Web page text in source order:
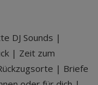
DJ Sounds |
| Zeit zum
| Briefe